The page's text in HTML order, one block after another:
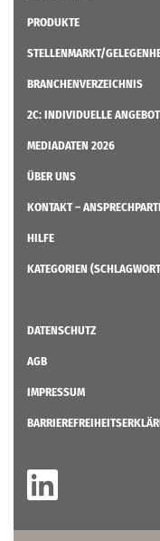
PRODUKTE
STELLENMARKT/
BRANCHENVERZEICHNIS
2C: INDIVIDUELLE
MEDIADATEN 2026
ÜBER UNS
KONTAKT –
HILFE
KATEGORIEN
DATENSCHUTZ
AGB
IMPRESSUM